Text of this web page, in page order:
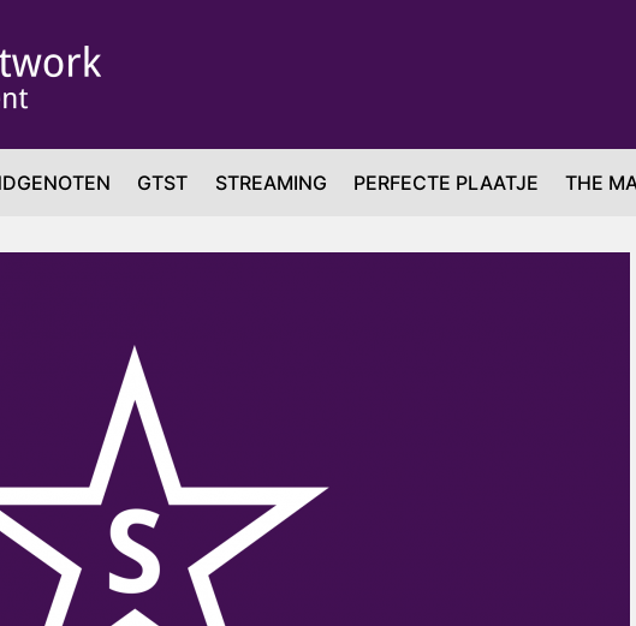
GTST STREAMING PERFECTE PLAATJE THE